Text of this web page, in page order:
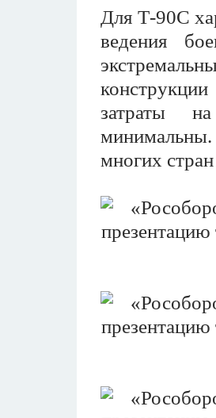
Для Т-90С
ведения
затраты
многих